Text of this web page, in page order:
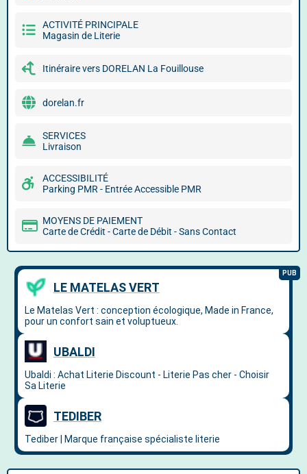
ACTIVITÉ PRINCIPALE
Magasin de Literie
Itinéraire vers DORELAN La Fouillouse
dorelan.fr
SERVICES
Livraison
ACCESSIBILITÉ
Parking PMR - Entrée Accessible PMR
MOYENS DE PAIEMENT
Carte de Crédit - Carte de Débit - Sans Contact